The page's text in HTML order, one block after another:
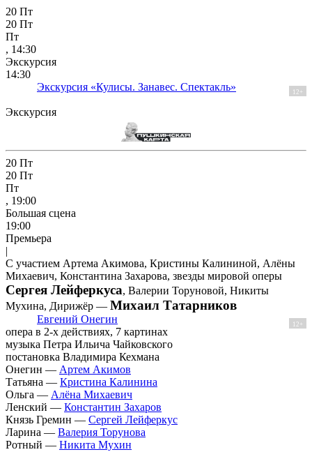
20 Пт
20 Пт
Пт
, 14:30
Экскурсия
14:30
Экскурсия «Кулисы. Занавес. Спектакль»
12+
Экскурсия
20 Пт
20 Пт
Пт
, 19:00
Большая сцена
19:00
Премьера
|
С участием Артема Акимова, Кристины Калининой, Алёны
Михаевич, Константина Захарова, звезды мировой оперы
Сергея Лейферкуса, Валерии Торуновой, Никиты
Мухина, Дирижёр — Михаил Татарников
Евгений Онегин 12+
опера в 2-х действиях, 7 картинах
музыка Петра Ильича Чайковского
постановка Владимира Кехмана
Онегин — Артем Акимов
Татьяна — Кристина Калинина
Ольга — Алёна Михаевич
Ленский — Константин Захаров
Князь Гремин — Сергей Лейферкус
Ларина — Валерия Торунова
Ротный — Никита Мухин